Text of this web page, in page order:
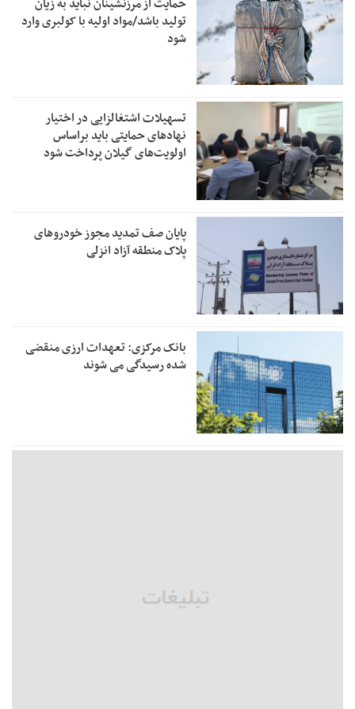
حمایت از مرزنشینان نباید به زیان
تولید باشد/مواد اولیه با کولبری وارد
شود
تسهیلات اشتغالزایی در اختیار
نهادهای حمایتی باید براساس
اولویت‌های گیلان پرداخت شود
پایان صف تمدید مجوز خودروهای
پلاک منطقه آزاد انزلی
بانک مرکزی: تعهدات ارزی منقضی
شده رسیدگی می شوند